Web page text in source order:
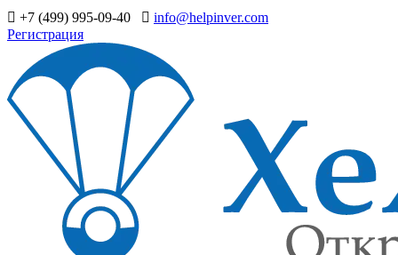
+7 (499) 995-09-40
info@helpinver.com
Регистрация